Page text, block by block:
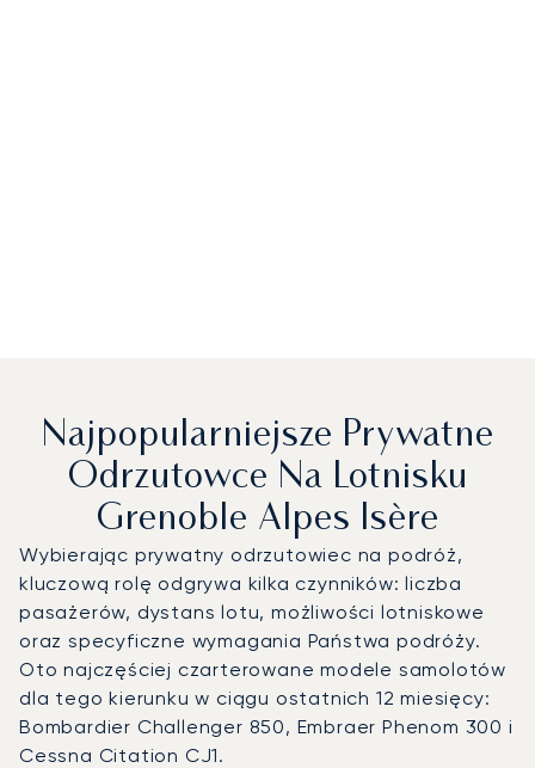
Najpopularniejsze Prywatne
Odrzutowce Na Lotnisku
Grenoble Alpes Isère
Wybierając prywatny odrzutowiec na podróż,
kluczową rolę odgrywa kilka czynników: liczba
pasażerów, dystans lotu, możliwości lotniskowe
oraz specyficzne wymagania Państwa podróży.
Oto najczęściej czarterowane modele samolotów
dla tego kierunku w ciągu ostatnich 12 miesięcy:
Bombardier Challenger 850, Embraer Phenom 300 i
Cessna Citation CJ1.